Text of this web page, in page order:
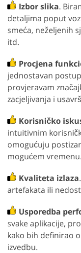
Izbor slika.
detaljima poput
smeća, neželjenih
itd.
Procjena
jednostavan
provjeravam
zacjeljivanja i
Korisničko
intuitivnim
omogućuju
mogućem vremenu.
Kvaliteta izlaza
artefakata ili
Usporedba
svake aplikacije,
kako bih definirao
izvedbu.